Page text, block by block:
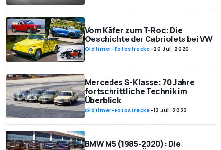
Vom Käfer zum T-Roc: Die
Geschichte der Cabriolets bei VW
Oldtimer-Fotostrecke-20 Jul. 2020
Mercedes S-Klasse: 70 Jahre
fortschrittliche Technik im
Überblick
Oldtimer-Fotostrecke-13 Jul. 2020
BMW M5 (1985-2020): Die